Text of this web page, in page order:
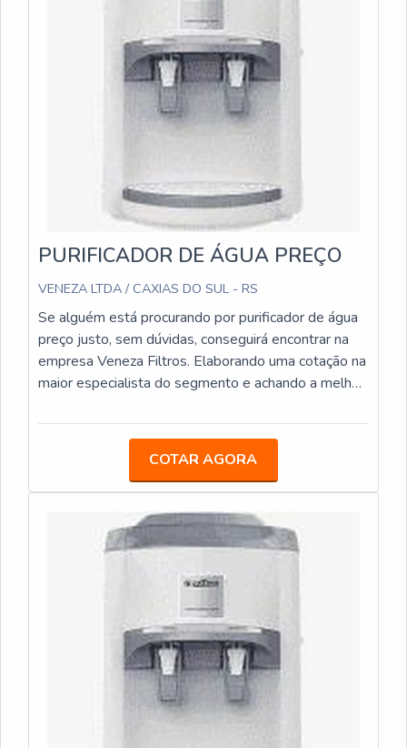
PURIFICADOR DE ÁGUA PREÇO
VENEZA LTDA / CAXIAS DO SUL - RS
Se alguém está procurando por purificador de água
preço justo, sem dúvidas, conseguirá encontrar na
empresa Veneza Filtros. Elaborando uma cotação na
maior especialista do segmento e achando a melhor
purificador de água preço acessível, com os
excelente custo-benefício com assessoria técnica
especializada.UM POUCO MAIS SOBRE
PURIFICADOR DE ÁGUA PREÇOA Veneza Filtros
centraliza sua estratégia em proporcionar uma
estrutura com escritório de alta qualidade onde são
realizadas as atividades e biblioteca técnica de
apoio, tudo pensando em purificador de água preço
justo com precisão.Há muitas maneiras eficientes de
demonstrar competência e excelência em sua área
de atuação. A Veneza Filtros se mostra referência
por ter: Soluções para quem busca a melhor
qualidade para a sua água; Comprometimento com
os resultados dos clientes; Atendimento de forma
COTAR AGORA